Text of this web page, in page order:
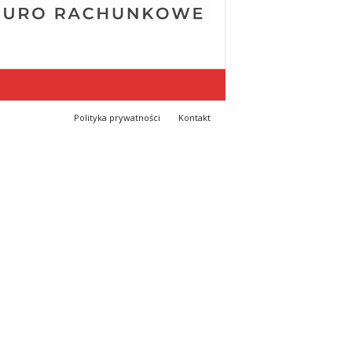
Polityka prywatności Kontakt